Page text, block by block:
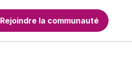
Rejoindre la communauté